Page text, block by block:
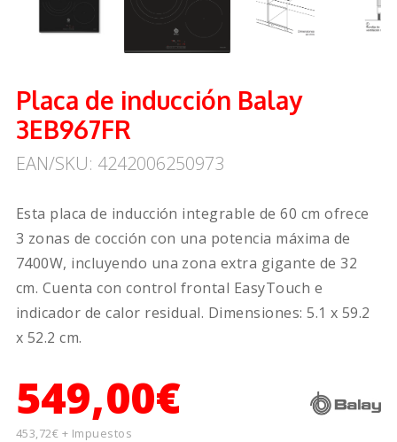
Placa de inducción Balay
3EB967FR
EAN/SKU: 4242006250973
Esta placa de inducción integrable de 60 cm ofrece
3 zonas de cocción con una potencia máxima de
7400W, incluyendo una zona extra gigante de 32
cm. Cuenta con control frontal EasyTouch e
indicador de calor residual. Dimensiones: 5.1 x 59.2
x 52.2 cm.
549,00€
453,72€ + Impuestos